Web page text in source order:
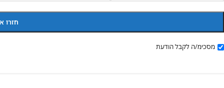
מסכימ/ה לקבל הודעת